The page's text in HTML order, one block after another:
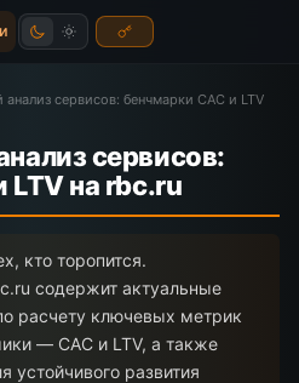
сервисов: бенчмарки CAC и LTV
сервисов:
LTV на rbc.ru
кто торопится.
содержит актуальные
расчету ключевых метрик
— CAC и LTV, а также
устойчивого развития